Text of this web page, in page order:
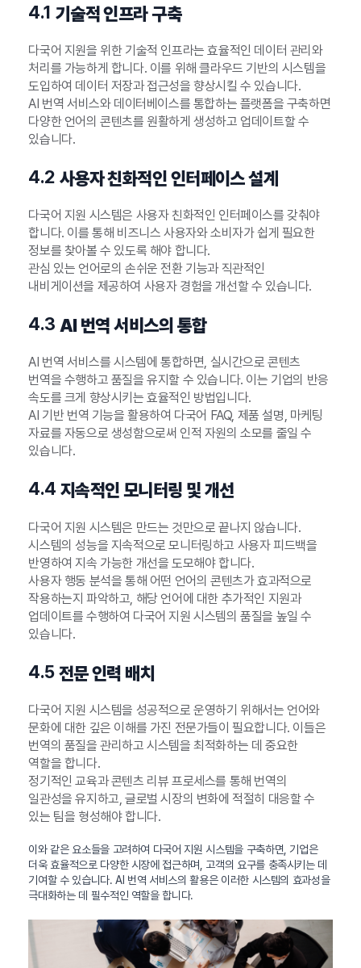
4.1 기술적 인프라 구축
다국어 지원을 위한 기술적 인프라는 효율적인 데이터 관리와
처리를 가능하게 합니다. 이를 위해 클라우드 기반의 시스템을
도입하여 데이터 저장과 접근성을 향상시킬 수 있습니다.
AI 번역 서비스와 데이터베이스를 통합하는 플랫폼을 구축하면
다양한 언어의 콘텐츠를 원활하게 생성하고 업데이트할 수
있습니다.
4.2 사용자 친화적인 인터페이스 설계
다국어 지원 시스템은 사용자 친화적인 인터페이스를 갖춰야
합니다. 이를 통해 비즈니스 사용자와 소비자가 쉽게 필요한
정보를 찾아볼 수 있도록 해야 합니다.
관심 있는 언어로의 손쉬운 전환 기능과 직관적인
내비게이션을 제공하여 사용자 경험을 개선할 수 있습니다.
4.3 AI 번역 서비스의 통합
AI 번역 서비스를 시스템에 통합하면, 실시간으로 콘텐츠
번역을 수행하고 품질을 유지할 수 있습니다. 이는 기업의 반응
속도를 크게 향상시키는 효율적인 방법입니다.
AI 기반 번역 기능을 활용하여 다국어 FAQ, 제품 설명, 마케팅
자료를 자동으로 생성함으로써 인적 자원의 소모를 줄일 수
있습니다.
4.4 지속적인 모니터링 및 개선
다국어 지원 시스템은 만드는 것만으로 끝나지 않습니다.
시스템의 성능을 지속적으로 모니터링하고 사용자 피드백을
반영하여 지속 가능한 개선을 도모해야 합니다.
사용자 행동 분석을 통해 어떤 언어의 콘텐츠가 효과적으로
작용하는지 파악하고, 해당 언어에 대한 추가적인 지원과
업데이트를 수행하여 다국어 지원 시스템의 품질을 높일 수
있습니다.
4.5전문 인력 배치
다국어 지원 시스템을 성공적으로 운영하기 위해서는 언어와
문화에 대한 깊은 이해를 가진 전문가들이 필요합니다. 이들은
번역의 품질을 관리하고 시스템을 최적화하는 데 중요한
역할을 합니다.
정기적인 교육과 콘텐츠 리뷰 프로세스를 통해 번역의
일관성을 유지하고, 글로벌 시장의 변화에 적절히 대응할 수
있는 팀을 형성해야 합니다.
이와 같은 요소들을 고려하여 다국어 지원 시스템을 구축하면, 기업은
더욱 효율적으로 다양한 시장에 접근하며, 고객의 요구를 충족시키는 데
기여할 수 있습니다. AI 번역 서비스의 활용은 이러한 시스템의 효과성을
극대화하는 데 필수적인 역할을 합니다.